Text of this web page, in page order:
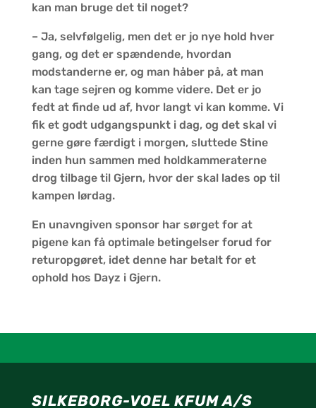
kan man bruge det til noget?
– Ja, selvfølgelig, men det er jo nye hold hver
gang, og det er spændende, hvordan
modstanderne er, og man håber på, at man
kan tage sejren og komme videre. Det er jo
fedt at finde ud af, hvor langt vi kan komme. Vi
fik et godt udgangspunkt i dag, og det skal vi
gerne gøre færdigt i morgen, sluttede Stine
inden hun sammen med holdkammeraterne
drog tilbage til Gjern, hvor der skal lades op til
kampen lørdag.
En unavngiven sponsor har sørget for at
pigene kan få optimale betingelser forud for
returopgøret, idet denne har betalt for et
ophold hos Dayz i Gjern.
SILKEBORG-VOEL KFUM A/S